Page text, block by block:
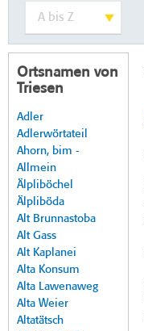
Ortsnamen von
Triesen
Adler
Adlerwörtateil
Ahorn, bim -
Allmein
Älpliböchel
Älpliböda
Alt Brunnastoba
Alt Gass
Alt Kaplanei
Alta Konsum
Alta Lawenaweg
Alta Weier
Altatätsch